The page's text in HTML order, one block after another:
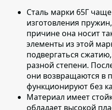
Сталь марки 65Г чаще
изготовления
причине она носит
элементы из этой
подвергаться
разной степени.
они возвращаются в
функционируют без
Материал имеет
обладает высокой